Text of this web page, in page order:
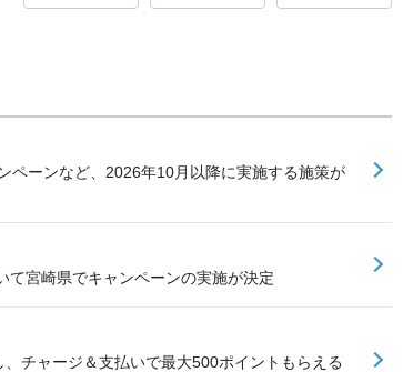
ペーンなど、2026年10月以降に実施する施策が
て宮崎県でキャンペーンの実施が決定
チャージ＆支払いで最大500ポイントもらえる